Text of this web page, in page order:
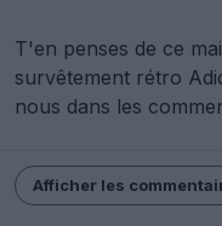
T'en penses de ce
survêtement rétro
nous dans les
Afficher les